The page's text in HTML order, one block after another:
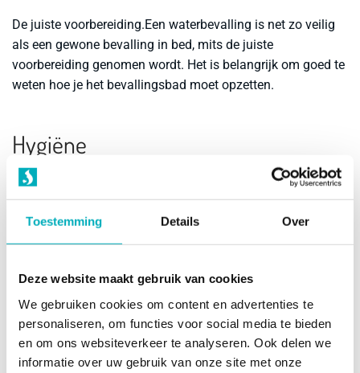
Toestemming Details Over
Deze website maakt gebruik van cookies
We gebruiken cookies om content en advertenties te
personaliseren, om functies voor social media te bieden
en om ons websiteverkeer te analyseren. Ook delen we
informatie over uw gebruik van onze site met onze
De juiste voorbereiding.Een waterbevalling is net zo veilig
als een gewone bevalling in bed, mits de juiste
voorbereiding genomen wordt. Het is belangrijk om goed te
weten hoe je het bevallingsbad moet opzetten.
Hygiëne
Controleer de hygiëne.
Hygiëne is enorm belangrijk en heeft
gebruiksartikelen die je bij het bevallingsbad krijgt op
hygiëne. En ook hier geldt weer dat een goede
Gebruiksgemak
Eenvoudig en snel opzetten.Wanneer je gaat bevallen, is